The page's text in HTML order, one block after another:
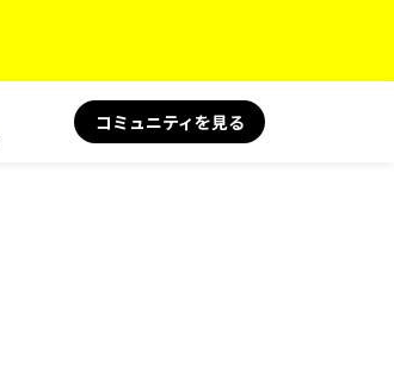
コミュニティを見る